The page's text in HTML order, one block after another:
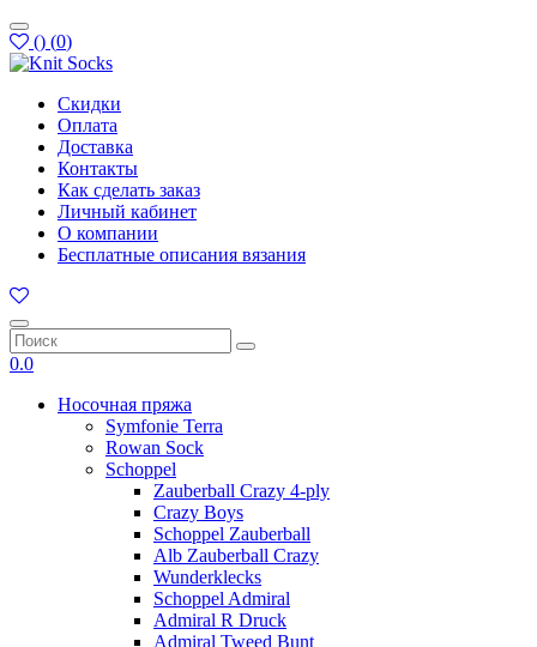
() (0)
Скидки
Оплата
Доставка
Контакты
Как сделать заказ
Личный кабинет
О компании
Бесплатные описания вязания
0.0
Носочная пряжа
Symfonie Terra
Rowan Sock
Schoppel
Zauberball Crazy 4-ply
Crazy Boys
Schoppel Zauberball
Alb Zauberball Crazy
Wunderklecks
Schoppel Admiral
Admiral R Druck
Admiral Tweed Bunt